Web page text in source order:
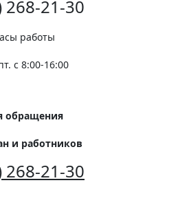
268-21-30
работы
с 8:00-16:00
обращения
и работников
268-21-30